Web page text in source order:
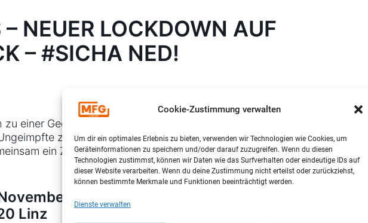
Cookie-Zustimmung verwalten
Um dir ein optimales Erlebnis zu bieten, verwenden wir Technologien wie Cookies, um
Geräteinformationen zu speichern und/oder darauf zuzugreifen. Wenn du diesen
Technologien zustimmst, können wir Daten wie das Surfverhalten oder eindeutige IDs auf
dieser Website verarbeiten. Wenn du deine Zustimmung nicht erteilst oder zurückziehst,
können bestimmte Merkmale und Funktionen beeinträchtigt werden.
Dienste verwalten
NEUER LOCKDOWN AUF
– #SICHA NED!
einer Gedenkkundgebung einladen, um an den knapp 80 Tage
zu erinnern. Diese Zeit darf nicht vergessen werden,
ein Zeichen zu setzen.
2024, von 14:00 bis 16:30 Uhr
Linz